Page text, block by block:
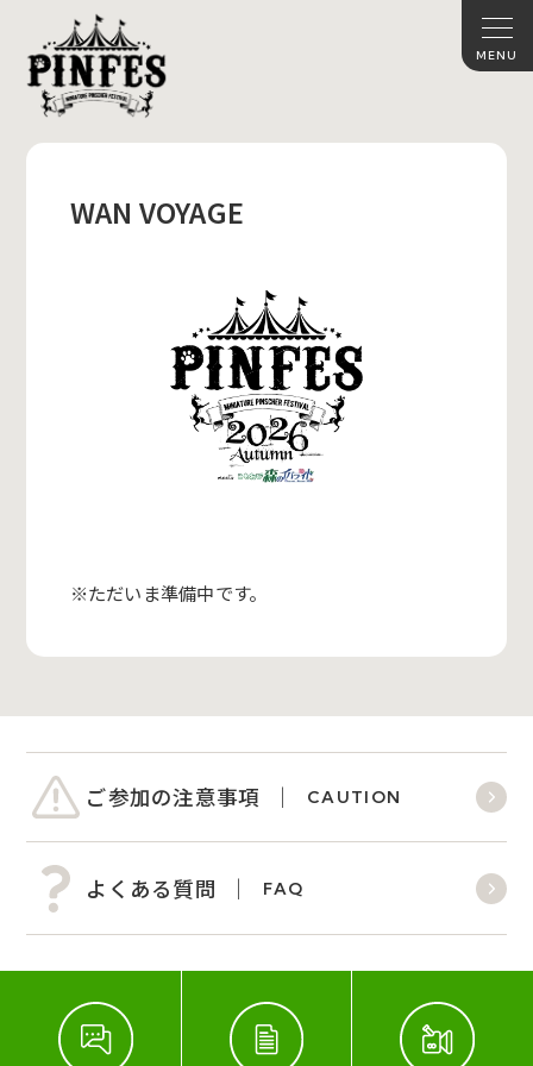
WAN VOYAGE
※ただいま準備中です。
ご参加の注意事項 CAUTION
よくある質問 FAQ